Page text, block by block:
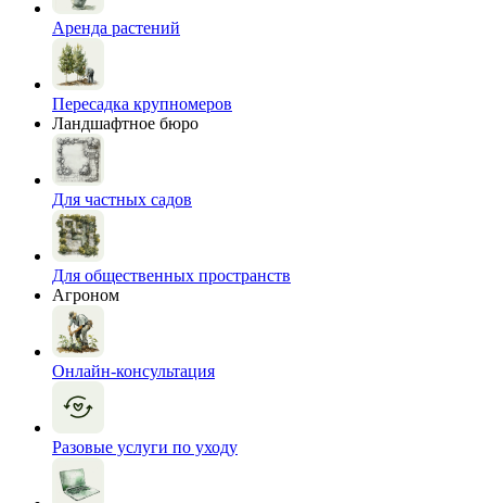
Аренда растений
Пересадка крупномеров
Ландшафтное бюро
Для частных садов
Для общественных пространств
Агроном
Онлайн-консультация
Разовые услуги по уходу